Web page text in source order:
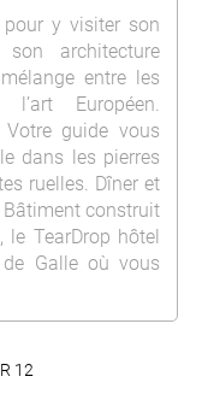
pour y visiter son
architecture
entre les
Européen.
guide vous
dans les pierres
ruelles. Dîner et
Bâtiment construit
le TearDrop hôtel
Galle où vous
12